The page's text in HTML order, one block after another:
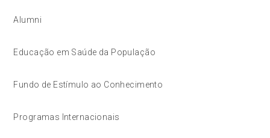
Alumni
Educação em Saúde da População
Fundo de Estímulo ao Conhecimento
Programas Internacionais